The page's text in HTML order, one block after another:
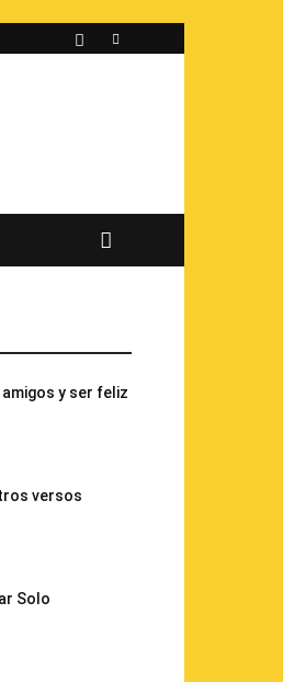
amigos y ser feliz
versos
Solo